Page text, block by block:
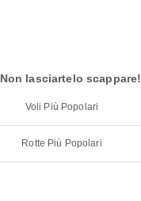
Non lasciartelo scappare!
Voli Più Popolari
Rotte Più Popolari